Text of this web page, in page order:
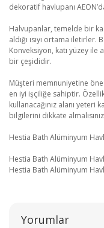
dekoratif havlupanı
Halvupanlar, temelde bir
aldığı ısıyı ortama
Konveksiyon, katı yüzey ile
bir çeşididir.
Müşteri memnuniyetine
en iyi işçiliğe sahiptir.
kullanacağınız alanı yeteri
bilgilerini dikkate
Hestia Bath Alüminyum
Hestia Bath Alüminyum
Hestia Bath Alüminyum
Yorumlar